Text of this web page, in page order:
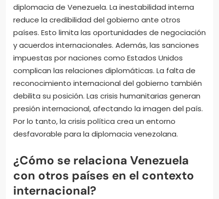
diplomacia de Venezuela. La inestabilidad interna
reduce la credibilidad del gobierno ante otros
países. Esto limita las oportunidades de negociación
y acuerdos internacionales. Además, las sanciones
impuestas por naciones como Estados Unidos
complican las relaciones diplomáticas. La falta de
reconocimiento internacional del gobierno también
debilita su posición. Las crisis humanitarias generan
presión internacional, afectando la imagen del país.
Por lo tanto, la crisis política crea un entorno
desfavorable para la diplomacia venezolana.
¿Cómo se relaciona Venezuela
con otros países en el contexto
internacional?